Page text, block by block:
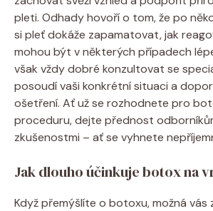
pleti.⁣ Odhady⁤ hovoří‌ o tom, že po
si pleť dokáže zapamatovat, jak
mohou být v některých⁣ případech
však ‍vždy dobré konzultovat se
posoudí vaši konkrétní ​situaci a
ošetření. Ať už se rozhodnete ​pro
proceduru, dejte přednost
zkušenostmi – ⁤ať se ‍vyhnete
Jak dlouho ⁤účinkuje botox na
Když přemýšlíte ‍o⁣ botoxu, ‌možná vás